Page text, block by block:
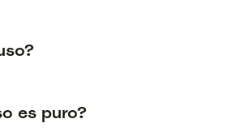
es puro?